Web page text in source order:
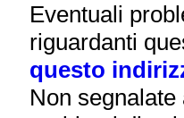
Eventuali
riguardanti
questo
Non